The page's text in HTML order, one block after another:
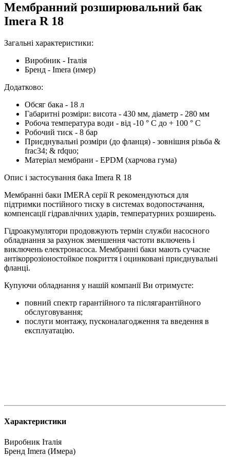
Мембранний розширювальний бак
Imera R 18
Загальні характеристики:
Виробник - Італія
Бренд - Imera (имер)
Додатково:
Обсяг бака - 18 л
Габаритні розміри: висота - 430 мм, діаметр - 280 мм
Робоча температура води - від -10 ° C до + 100 ° C
Робочий тиск - 8 бар
Приєднувальні розміри (до фланця) - зовнішня різьба &
frac34; & rdquo;
Матеріал мембрани - EPDM (харчова гума)
Опис і застосування бака Imera R 18
Мембранні баки IMERA серії R рекомендуються для
підтримки постійного тиску в системах водопостачання,
компенсації гідравлічних ударів, температурних розширень.
Гідроакумулятори продовжують термін служби насосного
обладнання за рахунок зменшення частоти включень і
виключень електронасоса. Мембранні баки мають сучасне
антікоррозіоностойкое покриття і оцинковані приєднувальні
фланці.
Купуючи обладнання у нашій компанії Ви отримуєте:
повний спектр гарантійного та післягарантійного
обслуговування;
послуги монтажу, пусконалагодження та введення в
експлуатацію.
Характеристики
Виробник Італія
Бренд Imera (Имера)